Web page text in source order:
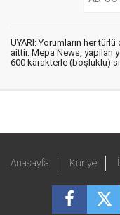
UYARI: Yorumların her
aittir. Mepa News, yapılan
600 karakterle (boşluklu)
Anasayfa Künye